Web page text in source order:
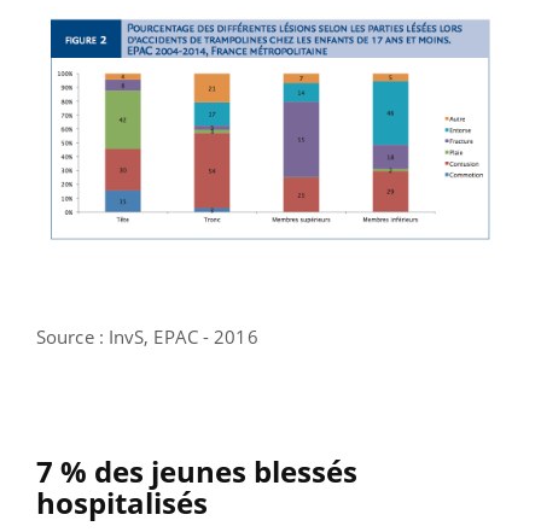
Source : InvS, EPAC - 2016
7 % des jeunes blessés
hospitalisés